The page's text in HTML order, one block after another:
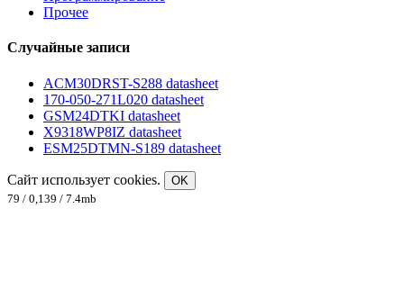
Прочее
Случайные записи
ACM30DRST-S288 datasheet
170-050-271L020 datasheet
GSM24DTKI datasheet
X9318WP8IZ datasheet
ESM25DTMN-S189 datasheet
Сайт использует cookies.
OK
79 / 0,139 / 7.4mb